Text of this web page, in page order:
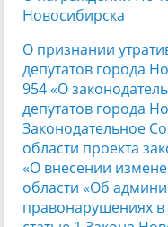
Новосибирска
О признании
депутатов города
954 «О
депутатов города
Законодательное
области проекта
«О внесении
области «Об
правонарушениях